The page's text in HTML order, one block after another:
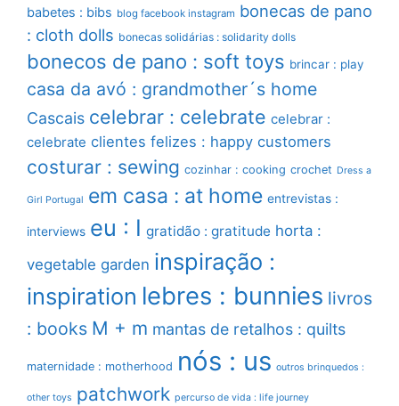
babetes : bibs blog facebook instagram bonecas de pano
: cloth dolls bonecas solidárias : solidarity dolls
bonecos de pano : soft toys brincar : play
casa da avó : grandmother´s home
Cascais celebrar : celebrate celebrar :
celebrate clientes felizes : happy customers
costurar : sewing cozinhar : cooking crochet Dress a
Girl Portugal em casa : at home entrevistas :
interviews eu : I gratidão : gratitude horta :
vegetable garden inspiração :
inspiration lebres : bunnies livros
: books M + m mantas de retalhos : quilts
maternidade : motherhood nós : us outros brinquedos :
other toys patchwork percurso de vida : life journey